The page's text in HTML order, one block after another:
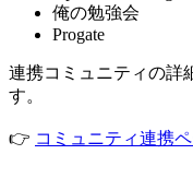
俺の勉強会
Progate
連携コミュニティの詳
す。
👉 コミュニティ連携